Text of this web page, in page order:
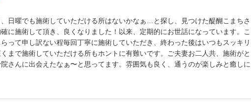
日曜でも施術していただける所はないかなぁ…と探し、見つけた醍醐こまちさ
に施術して頂き、良くなりました！以来、定期的にお世話になっています。こ
って申し訳ない程毎回丁寧に施術していただき、終わった後はいつもスッキリ
まで施術していただける所もホントに有難いです。ご夫妻お二人共、施術がと
さんに出会えたなぁ〜と思ってます。雰囲気も良く、通うのが楽しみと癒しに